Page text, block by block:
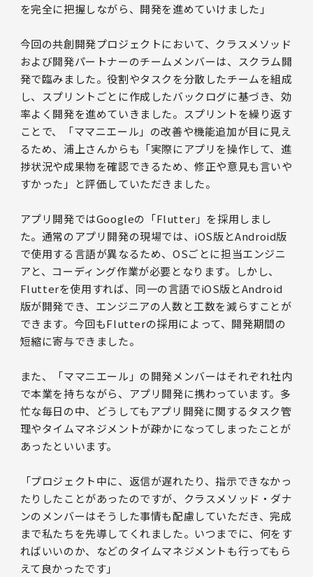
を完全に把握しながら、開発を進めていけました」
今回の共創開発プロジェクトにおいて、クラスメソッド
および開発パートナーのチームメンバーは、スクラム開
発で臨みました。役割やタスクを分散したチームを組成
し、スプリントごとに作成したバックログに基づき、効
率よく開発を進めていきました。スプリントを繰り返す
ことで、「ママニエール」の改善や機能追加が目に見え
るため、浦上さんからも「実際にアプリを操作して、進
捗状況や成果物を確認できるため、修正や意見も言いや
すかった」と評価していただきました。
アプリ開発ではGoogleの「Flutter」を採用しまし
た。通常のアプリ開発の現場では、iOS版とAndroid版
で使用する言語が異なるため、OSごとに担当エンジニ
アと、コーディング作業が必要となります。しかし、
Flutterを使用すれば、同一の言語でiOS版とAndroid
版が開発でき、エンジニアの人数と工数を減らすことが
できます。今回もFlutterの採用によって、開発期間の
短縮に寄与できました。
また、「ママニエール」の開発メンバーはそれぞれ社内
で本業を持ちながら、アプリ開発に携わっています。多
忙な毎日の中、どうしてもアプリ開発に関するタスク管
理やタイムマネジメントが疎かになってしまったことが
あったといいます。
「プロジェクト中に、返信が遅れたり、指示できなかっ
たりしたことがあったのですが、クラスメソッド・ダナ
ンのメンバーはそうした事情も配慮していただき、完成
まで私たちを先導してくれました。いつまでに、何をす
ればいいのか、などのタイムマネジメントも行ってもら
えて良かったです」